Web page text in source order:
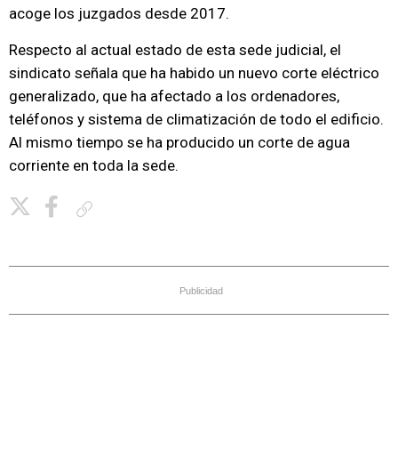
acoge los juzgados desde 2017.
Respecto al actual estado de esta sede judicial, el
sindicato señala que ha habido un nuevo corte eléctrico
generalizado, que ha afectado a los ordenadores,
teléfonos y sistema de climatización de todo el edificio.
Al mismo tiempo se ha producido un corte de agua
corriente en toda la sede.
Publicidad